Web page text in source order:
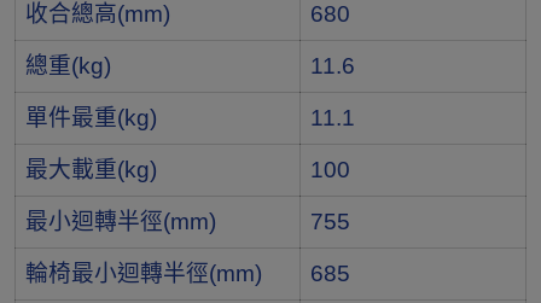
收合總高(mm) 680
總重(kg) 11.6
單件最重(kg) 11.1
最大載重(kg) 100
最小迴轉半徑(mm) 755
輪椅最小迴轉半徑(mm) 685